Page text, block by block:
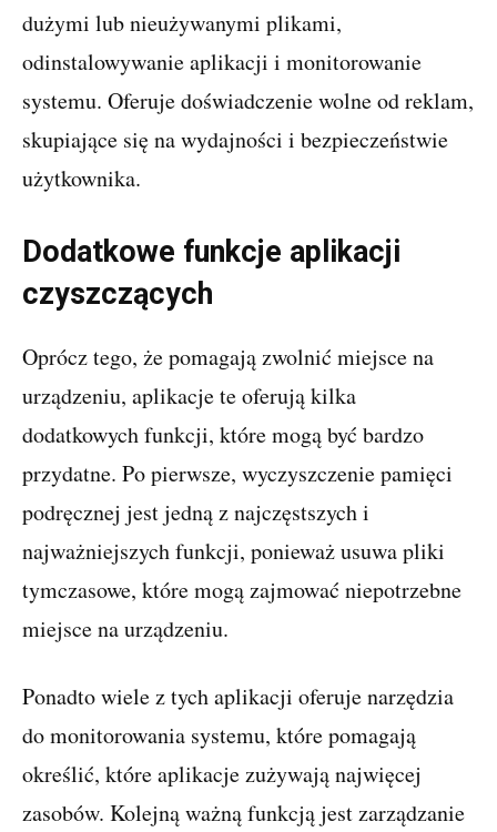
dużymi lub nieużywanymi plikami,
odinstalowywanie aplikacji i monitorowanie
systemu. Oferuje doświadczenie wolne od reklam,
skupiające się na wydajności i bezpieczeństwie
użytkownika.
Dodatkowe funkcje aplikacji
czyszczących
Oprócz tego, że pomagają zwolnić miejsce na
urządzeniu, aplikacje te oferują kilka
dodatkowych funkcji, które mogą być bardzo
przydatne. Po pierwsze, wyczyszczenie pamięci
podręcznej jest jedną z najczęstszych i
najważniejszych funkcji, ponieważ usuwa pliki
tymczasowe, które mogą zajmować niepotrzebne
miejsce na urządzeniu.
Ponadto wiele z tych aplikacji oferuje narzędzia
do monitorowania systemu, które pomagają
określić, które aplikacje zużywają najwięcej
zasobów. Kolejną ważną funkcją jest zarządzanie